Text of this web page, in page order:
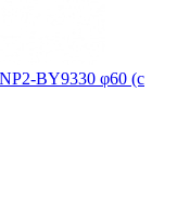
BY9330 φ60 (с